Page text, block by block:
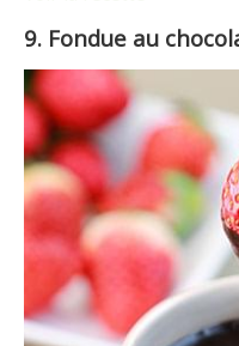
9. Fondue au